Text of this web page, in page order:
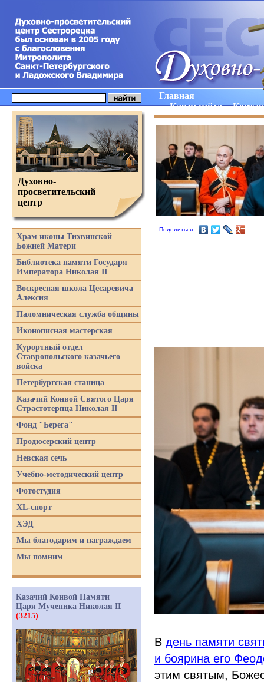
Главная
Карта сайта
Поделиться
В день памяти
и боярина его
этим святым,
Духовно-
просветительский
центр
Храм иконы Тихвинской
Божией Матери
Библиотека памяти Государя
Императора Николая II
Воскресная школа Цесаревича
Алексия
Паломническая служба общины
Иконописная мастерская
Курортный отдел
Ставропольского казачьего
войска
Петербургская станица
Казачий Конвой Святого Царя
Страстотерпца Николая II
Фонд "Берега"
Продюсерский центр
Невская сечь
Учебно-методический центр
Фотостудия
XL-спорт
ХЭД
Мы благодарим и награждаем
Мы помним
Казачий Конвой Памяти
Царя Мученика Николая II
(3215)